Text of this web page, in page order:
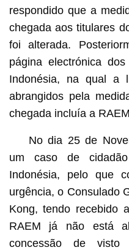
respondido que a
chegada aos titulares
foi alterada.
página electrónica
Indonésia, na qual a
abrangidos pela
chegada incluía a
No dia 25 de
um caso de
Indonésia, pelo que
urgência, o Consulado
Kong, tendo recebido
RAEM já não está
concessão de